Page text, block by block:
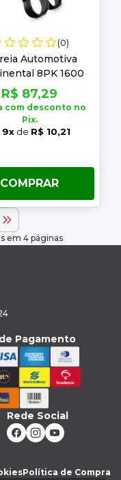
(0)
Automotiva
8PK 1600
R$ 87,29
com desconto no
Pix.
9x de R$ 10,21
COMPRAR
em 4 páginas
Pagamento
Rede Social
Política de Compra